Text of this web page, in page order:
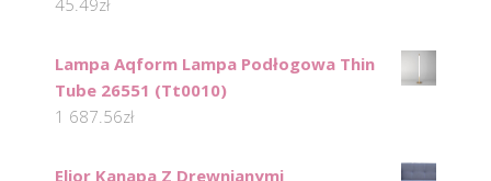
45.49zł
Lampa Aqform Lampa Podłogowa Thin
Tube 26551 (Tt0010)
1 687.56zł
Elior Kanapa Z Drewnianymi